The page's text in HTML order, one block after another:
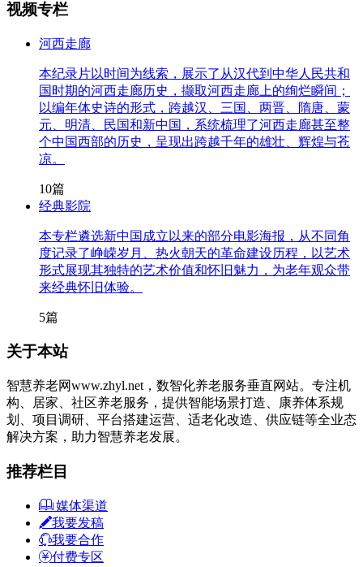
视频专栏
河西走廊
本纪录片以时间为线索，展示了从汉代到中华人民共和
国时期的河西走廊历史，撷取河西走廊上的绚烂瞬间；
以编年体史诗的形式，跨越汉、三国、两晋、隋唐、蒙
元、明清、民国和新中国，系统梳理了河西走廊甚至整
个中国西部的历史，呈现出跨越千年的雄壮、辉煌与苍
凉。
10篇
经典影院
本专栏遴选新中国成立以来的部分电影海报，从不同角
度记录了峥嵘岁月、热火朝天的革命建设历程，以艺术
形式展现其独特的艺术价值和怀旧魅力，为老年观众带
来经典怀旧体验。
5篇
关于本站
智慧养老网www.zhyl.net，数智化养老服务垂直网站。专注机
构、居家、社区养老服务，提供智能场景打造、康养体系规
划、项目调研、平台搭建运营、适老化改造、供应链等全业态
解决方案，助力智慧养老发展。
推荐栏目
媒体渠道
我要发稿
我要合作
付费专区